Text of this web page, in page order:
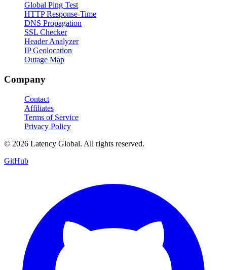
Global Ping Test
HTTP Response-Time
DNS Propagation
SSL Checker
Header Analyzer
IP Geolocation
Outage Map
Company
Contact
Affiliates
Terms of Service
Privacy Policy
© 2026 Latency Global. All rights reserved.
GitHub